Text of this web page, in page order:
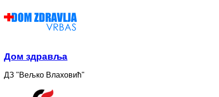
Дом здравља
ДЗ "Вељко Влаховић"